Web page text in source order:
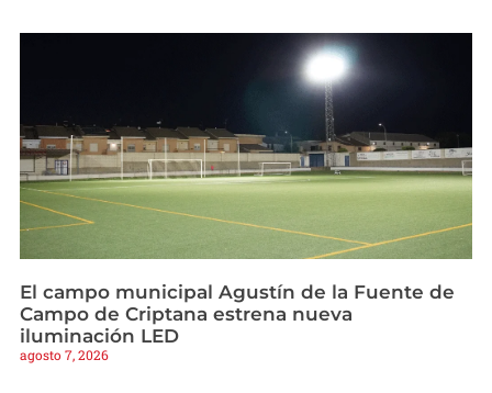
El campo municipal Agustín de la Fuente de
Campo de Criptana estrena nueva
iluminación LED
agosto 7, 2026